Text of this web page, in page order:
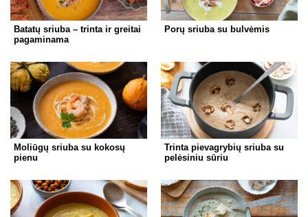
Batatų sriuba – trinta ir greitai
pagaminama
Porų sriuba su bulvėmis
Moliūgų sriuba su kokosų
pienu
Trinta pievagrybių sriuba su
pelėsiniu sūriu